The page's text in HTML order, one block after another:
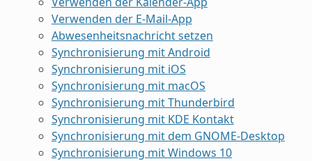
Verwenden der E-Mail-App
Abwesenheitsnachricht setzen
Synchronisierung mit Android
Synchronisierung mit iOS
Synchronisierung mit macOS
Synchronisierung mit Thunderbird
Synchronisierung mit KDE Kontakt
Synchronisierung mit dem GNOME-Desktop
Synchronisierung mit Windows 10